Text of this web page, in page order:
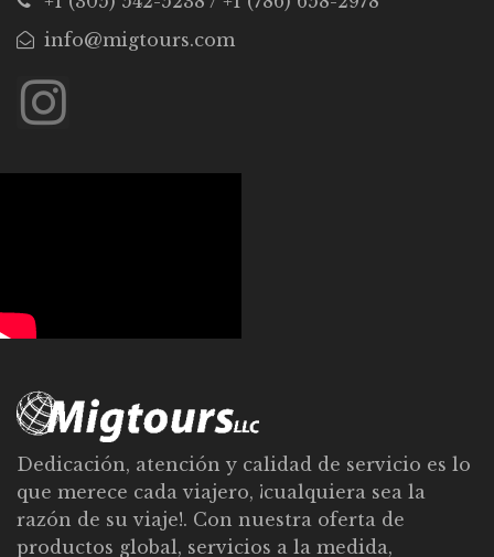
info@migtours.com
Dedicación, atención y calidad de servicio es lo
que merece cada viajero, ¡cualquiera sea la
razón de su viaje!. Con nuestra oferta de
productos global, servicios a la medida,